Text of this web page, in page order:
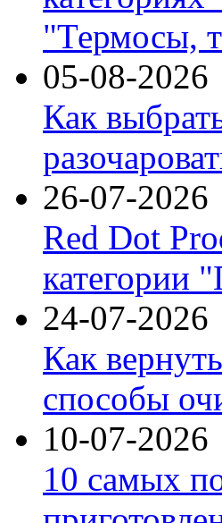
"Термосы,
05-08-2026
Как
26-07-2026
Red Dot
категории
24-07-2026
Как
способы
10-07-2026
10 самых